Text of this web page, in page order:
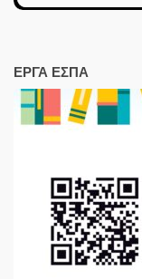
ΕΡΓΑ ΕΣΠΑ